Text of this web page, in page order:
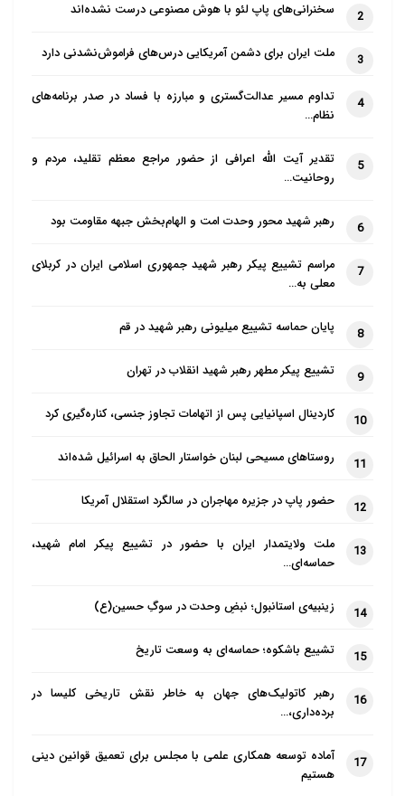
2 سخنرانی‌های پاپ لئو با هوش مصنوعی درست نشده‌اند
3 ملت ایران برای دشمن آمریکایی درس‌های فراموش‌نشدنی دارد
4
تداوم مسیر عدالت‌گستری و مبارزه با فساد در صدر برنامه‌های
نظام…
5
تقدیر آیت الله اعرافی از حضور مراجع معظم تقلید، مردم و
روحانیت…
6 رهبر شهید محور وحدت امت و الهام‌بخش جبهه مقاومت بود
7
مراسم تشییع پیکر رهبر شهید جمهوری اسلامی ایران در کربلای
معلی به…
8 پایان حماسه تشییع میلیونی رهبر شهید در قم
9 تشییع پیکر مطهر رهبر شهید انقلاب در تهران
10 کاردینال اسپانیایی پس از اتهامات تجاوز جنسی، کناره‌گیری کرد
11 روستاهای مسیحی لبنان خواستار الحاق به اسرائیل شده‌اند
12 حضور پاپ در جزیره مهاجران در سالگرد استقلال آمریکا
13
ملت ولایتمدار ایران با حضور در تشییع پیکر امام شهید،
حماسه‌ای…
14 زینبیه‌ی استانبول؛ نبضِ وحدت در سوگِ حسین(ع)
15 تشییع باشکوه؛ حماسه‌ای به وسعت تاریخ
16
رهبر کاتولیک‌های جهان به خاطر نقش تاریخی کلیسا در
برده‌داری،…
17
آماده توسعه همکاری علمی با مجلس برای تعمیق قوانین دینی
هستیم